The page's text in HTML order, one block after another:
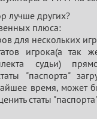
лучше других?
плюса:
для нескольких
игрока(а так
судьи)
"паспорта"
время, может
статы